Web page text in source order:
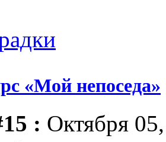
«Мой непоседа»
: Октября